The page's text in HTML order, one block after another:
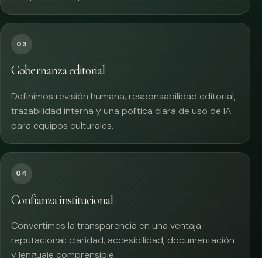
03
Gobernanza editorial
Definimos revisión humana, responsabilidad editorial,
trazabilidad interna y una política clara de uso de IA
para equipos culturales.
04
Confianza institucional
Convertimos la transparencia en una ventaja
reputacional: claridad, accesibilidad, documentación
y lenguaje comprensible.